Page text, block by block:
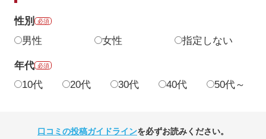
性別 必須
男性 女性 指定しない
年代 必須
10代 20代 30代 40代 50代～
口コミの投稿ガイドラインを必ずお読みください。